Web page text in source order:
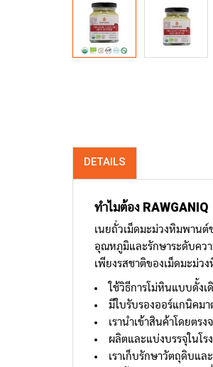
DETAILS
ทำไมต้อง RAWGANIQ
เนยถั่วเม็ดมะม่วงหิมพานต์
อุณหภูมิและรักษาระดับควา
เพียงรสชาติของเม็ดมะม่
ใช้วิธีการโม่หินแบบดั้ง
มีใบรับรองออร์แกนิคมา
เรานำเข้าสินค้าโดยตร
ผลิตและแบ่งบรรจุในโร
เราเก็บรักษาวัตถุดิบแ